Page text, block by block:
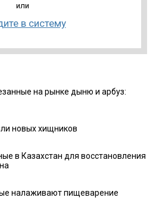
или
в систему
на рынке дыню и арбуз:
новых хищников
в Казахстан для восстановления
налаживают пищеварение